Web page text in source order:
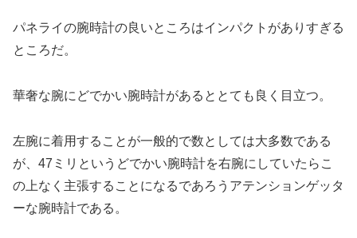
パネライの腕時計の良いところはインパクトがありすぎる
ところだ。
華奢な腕にどでかい腕時計があるととても良く目立つ。
左腕に着用することが一般的で数としては大多数である
が、47ミリというどでかい腕時計を右腕にしていたらこ
の上なく主張することになるであろうアテンションゲッタ
ーな腕時計である。